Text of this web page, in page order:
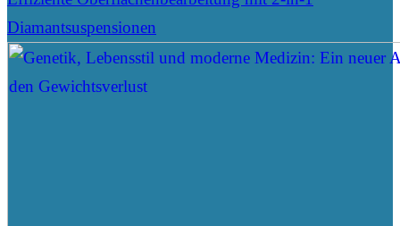
Diamantsuspensionen